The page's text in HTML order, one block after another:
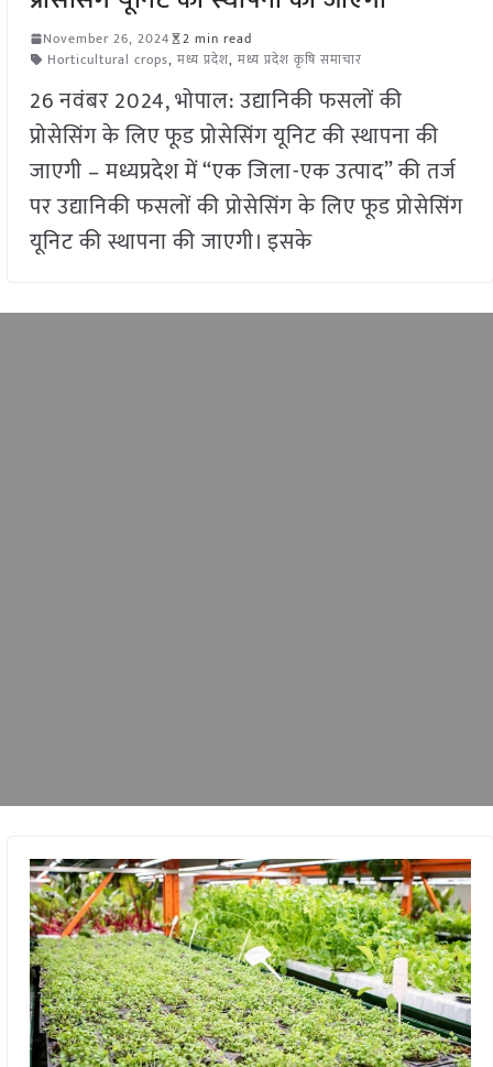
November 26, 2024
2 min read
Horticultural crops, मध्य प्रदेश, मध्य प्रदेश कृषि समाचार
26 नवंबर 2024, भोपाल: उद्यानिकी फसलों की
प्रोसेसिंग के लिए फूड प्रोसेसिंग यूनिट की स्थापना की
जाएगी – मध्यप्रदेश में “एक जिला-एक उत्पाद” की तर्ज
पर उद्यानिकी फसलों की प्रोसेसिंग के लिए फूड प्रोसेसिंग
यूनिट की स्थापना की जाएगी। इसके